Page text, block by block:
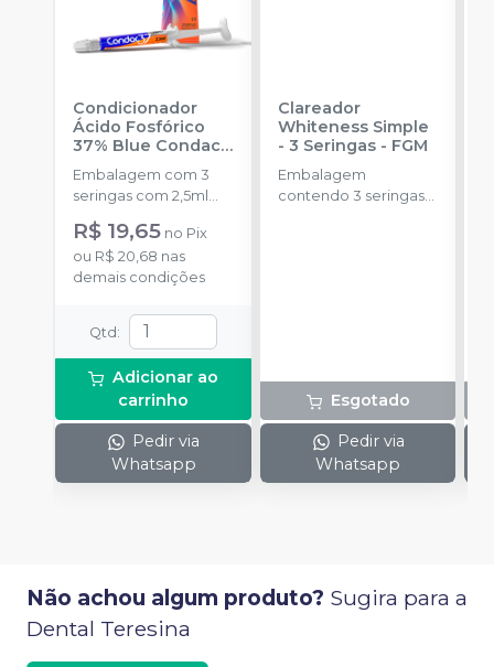
Condicionador
Ácido Fosfórico
37% Blue Condac-
FGM
Embalagem com 3
seringas com 2,5ml
cada uma e 3
ponteiras para
aplicação.
R$ 19,65 no Pix
ou R$ 20,68 nas
demais condições
Qtd :
Adicionar ao
carrinho
Pedir via
Whatsapp
Clareador
Whiteness Simple
- 3 Seringas- FGM
Embalagem
contendo 3 seringas
Esgotado
Pedir via
Whatsapp
Não achou algum produto? Sugira para a
Dental Teresina